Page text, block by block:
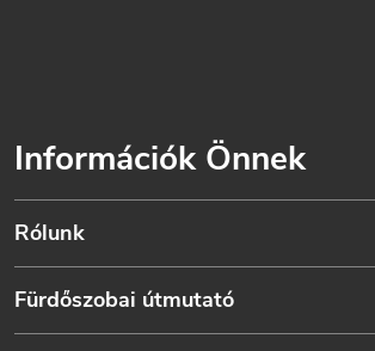
Információk Önnek
Rólunk
Fürdőszobai útmutató